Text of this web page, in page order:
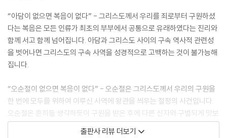
해하는 데에 결정적이며 따라서 성경 안에 있는 어떤 내용이 오늘날 유효
하고 상관이 있는지 여부를 규정하는 데에도 결정적입니다. 엔즈는 성경이
하나님의 작품임을 사실상 부정하고 있으며 그에 상응하여 성경의 내적 증
거에 따른 성경의 권위에 대하여서도 사실상 부정하고 있습니다. 그렇게
된 큰 이유는 그가 그리스도의 성육신과 성경 간의 유비를 잘못 사용하고
--- p.42
오순절 사건은 사도행전의 첫 부분에 등장하지만 그 책 전체, 곧 누가가 데
오빌로에게 보내는 제2부에서 진술하는 전체 역사 중에서 가장 중요한 사
건이었습니다. 왜 그렇습니까? 오순절이 이토록 중차대한 위치를 차지하
“아담이 없으면 복음이 없다” - 그리스도께서 우리를 죄로부터 구원하셨
다는 복음은 모든 인류가 최초의 부부에서 공통으로 유래하였다는 진리와
함께 서고 함께 넘어집니다. 아담과 그리스도 사이의 구속 역사적 관련성
을 벗어나면 그리스도의 구속 사역을 성경적으로 고백하는 것이 불가능해
집니다.
“오순절이 없으면 복음이 없다” - 오순절은 그리스도께서 우리의 구원을
한 번에 모두를 위하여 이루신 사역에 왕관을 씌우는 절정의 사건입니다.
오순절은 흔히들 생각하듯이 구원을 받은 후에 다른 신자와 구별되게 맛보
는 ‘능력 경험’의 모델이 아닙니다.
출판사 리뷰 더보기